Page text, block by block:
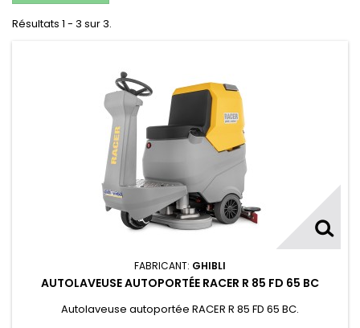
Résultats 1 - 3 sur 3.
FABRICANT: GHIBLI
AUTOLAVEUSE AUTOPORTÉE RACER R 85 FD 65 BC
Autolaveuse autoportée RACER R 85 FD 65 BC.